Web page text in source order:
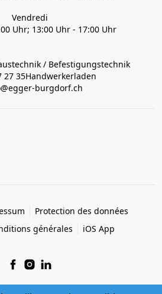
Vendredi
Uhr; 13:00 Uhr - 17:00 Uhr
/ Befestigungstechnik
27 35Handwerkerladen
burgdorf.ch
Protection des données
générales
iOS App